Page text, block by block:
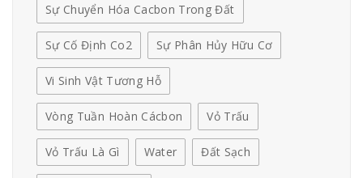
Sự Chuyển Hóa Cacbon Trong Đất
Sự Cố Định Co2 Sự Phân Hủy Hữu Cơ
Vi Sinh Vật Tương Hỗ
Vòng Tuần Hoàn Cácbon Vỏ Trấu
Vỏ Trấu Là Gì Water Đất Sạch